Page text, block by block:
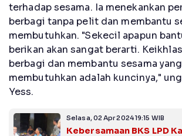
terhadap sesama. Ia menekankan
berbagi tanpa pelit dan membantu
membutuhkan. "Sekecil apapun
berikan akan sangat berarti.
berbagi dan membantu sesama
membutuhkan adalah kuncinya,"
Yess.
Selasa, 02 Apr 2024 19:15 WIB
Kebersamaan BKS LPD